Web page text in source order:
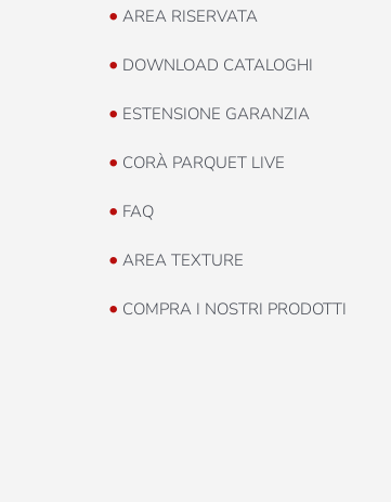
• AREA RISERVATA
• DOWNLOAD CATALOGHI
• ESTENSIONE GARANZIA
• CORÀ PARQUET LIVE
• FAQ
• AREA TEXTURE
• COMPRA I NOSTRI PRODOTTI